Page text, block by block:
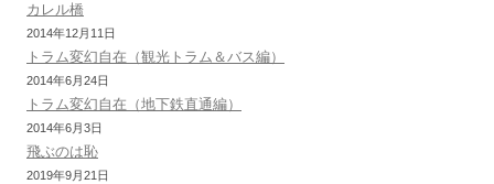
カレル橋
2014年12月11日
トラム変幻自在（観光トラム＆バス編）
2014年6月24日
トラム変幻自在（地下鉄直通編）
2014年6月3日
飛ぶのは恥
2019年9月21日